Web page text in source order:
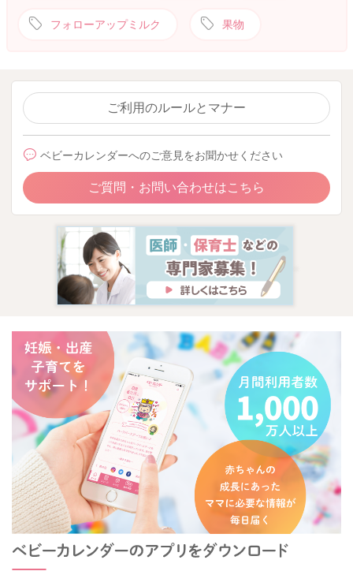
フォローアップミルク 果物
ご利用のルールとマナー
ベビーカレンダーへのご意見をお聞かせください
ご質問・お問い合わせはこちら